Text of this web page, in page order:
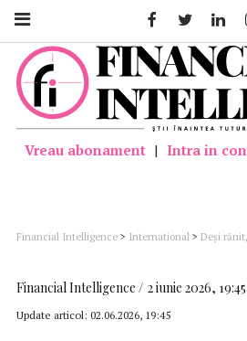
Vreau abonament | Intra in
Financial Intelligence > International > Deşi
Financial Intelligence 2 iunie 2026, 19:45
Update articol: 02.06.2026, 19:45
FacebookTwitter Linkedin